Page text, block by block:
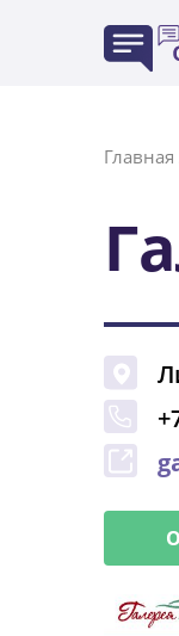
Главная